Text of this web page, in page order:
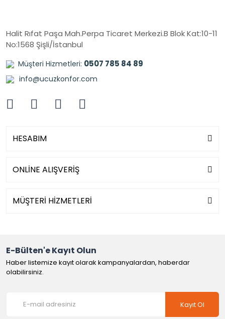
Halit Rıfat Paşa Mah.Perpa Ticaret Merkezi.B Blok Kat:10-11
No:1568 Şişli/İstanbul
Müşteri Hizmetleri: 0507 785 84 89
info@ucuzkonfor.com
HESABIM
ONLİNE ALIŞVERİŞ
MÜŞTERİ HİZMETLERİ
E-Bülten'e Kayıt Olun
Haber listemize kayıt olarak kampanyalardan, haberdar
olabilirsiniz.
Kayıt Ol